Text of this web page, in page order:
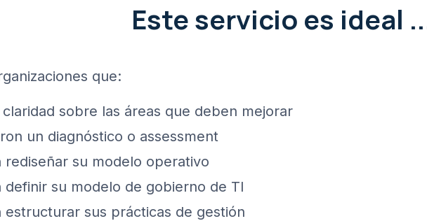
Este servicio es ideal
que:
sobre las áreas que deben mejorar
un diagnóstico o assessment
rediseñar su modelo operativo
definir su modelo de gobierno de TI
estructurar sus prácticas de gestión